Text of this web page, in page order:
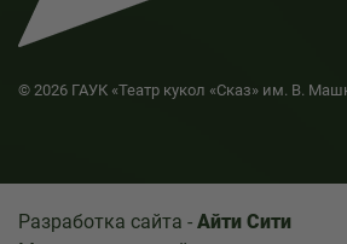
© 2026 ГАУК «Театр кукол «Сказ» им. В.
Разработка сайта - Айти Сити